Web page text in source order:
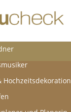
Hochzeitsdekoration